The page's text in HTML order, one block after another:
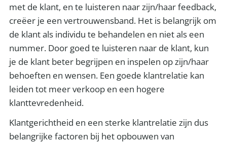
met de klant, en te luisteren naar zijn/haar feedback,
creëer je een vertrouwensband. Het is belangrijk om
de klant als individu te behandelen en niet als een
nummer. Door goed te luisteren naar de klant, kun
je de klant beter begrijpen en inspelen op zijn/haar
behoeften en wensen. Een goede klantrelatie kan
leiden tot meer verkoop en een hogere
klanttevredenheid.
Klantgerichtheid en een sterke klantrelatie zijn dus
belangrijke factoren bij het opbouwen van